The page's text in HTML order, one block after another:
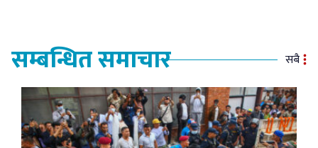
सम्बन्धित समाचार सबै